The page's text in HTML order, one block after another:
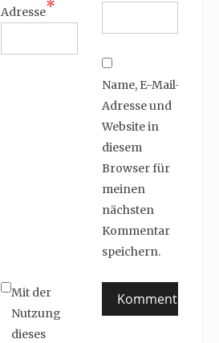
Adresse*
Name, E-Mail-
Adresse und
Website in
diesem
Browser für
meinen
nächsten
Kommentar
speichern.
Mit der
Nutzung
dieses